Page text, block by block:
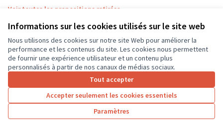
Informations sur les cookies utilisés sur le site web
Nous utilisons des cookies sur notre site Web pour améliorer la
performance et les contenus du site. Les cookies nous permettent
de fournir une expérience utilisateur et un contenu plus
personnalisés à partir de nos canaux de médias sociaux.
Tout accepter
Accepter seulement les cookies essentiels
Paramètres
Voir toutes les propositions retirées
Conditions d'utilisation
Paramètres des cookies
CD37 sur X
(Lien externe)
CD37 sur Facebook
CD37 sur Instagram
CD37 sur YouTube
(Lien externe)
Site réalisé grâce aulogiciel libre Decidim .
Licence
(Lien